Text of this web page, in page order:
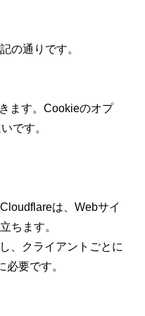
の通りです。
ます。Cookieのオプ
です。
は、Webサイ
ちます。
、クライアントごとに
要です。